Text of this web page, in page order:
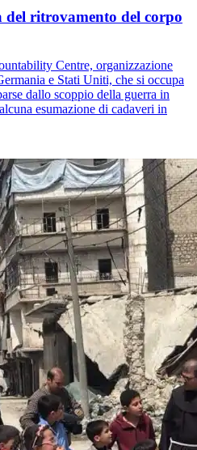
ritrovamento del corpo
Centre, organizzazione
e Stati Uniti, che si occupa
dallo scoppio della guerra in
esumazione di cadaveri in